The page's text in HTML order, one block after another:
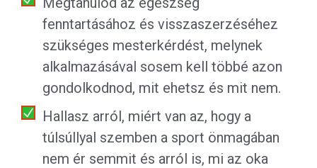
fenntartásához és visszaszerzéséhez
szükséges mesterkérdést, melynek
alkalmazásával sosem kell többé azon
gondolkodnod, mit ehetsz és mit nem.
Hallasz arról, miért van az, hogy a
túlsúllyal szemben a sport önmagában
nem ér semmit és arról is, mi az oka